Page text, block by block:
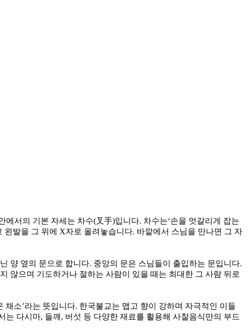
서의 기본 자세는 차수(叉手)입니다. 차수는‘손을 엇갈리게 잡는
발을 그 위에 X자로 올려놓습니다. 바깥에서 스님을 만나면 그 자
양 옆의 문으로 합니다. 중앙의 문은 스님들이 출입하는 문입니다.
않으며 기도하거나 절하는 사람이 있을 때는 최대한 그 사람 뒤로
채소’라는 뜻입니다. 한국불교는 맵고 향이 강하며 자극적인 이들
다시마, 들깨, 버섯 등 다양한 재료를 활용해 사찰음식만의 부드